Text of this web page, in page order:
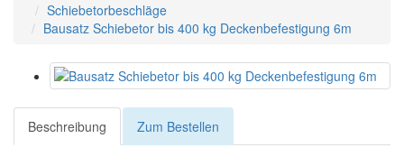
Schiebetorbeschläge
Bausatz Schiebetor bis 400 kg Deckenbefestigung 6m
Beschreibung Zum Bestellen